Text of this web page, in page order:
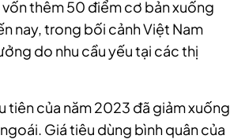
thêm 50 điểm cơ bản xuống
nay, trong bối cảnh Việt Nam
do nhu cầu yếu tại các thị
tiên của năm 2023 đã giảm xuống
Giá tiêu dùng bình quân của